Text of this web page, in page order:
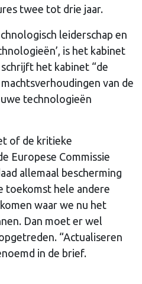
twee tot drie jaar.
leiderschap en
is het kabinet
het kabinet “de
van de
technologieën
of de kritieke
Europese Commissie
allemaal bescherming
toekomst hele andere
waar we nu het
Dan moet er wel
“Actualiseren
in de brief.